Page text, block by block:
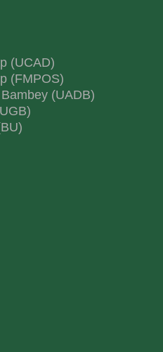
(UCAD)
(FMPOS)
(UADB)